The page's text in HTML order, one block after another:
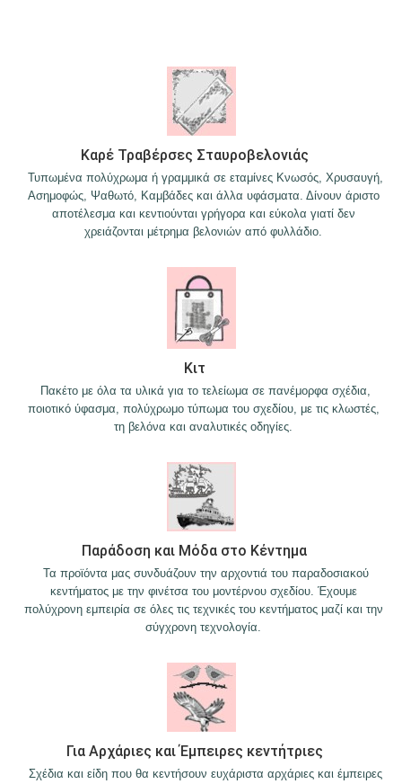
Καρέ Τραβέρσες Σταυροβελονιάς
Τυπωμένα πολύχρωμα ή γραμμικά σε εταμίνες Κνωσός, Χρυσαυγή,
Ασημοφώς, Ψαθωτό, Καμβάδες και άλλα υφάσματα. Δίνουν άριστο
αποτέλεσμα και κεντιούνται γρήγορα και εύκολα γιατί δεν
χρειάζονται μέτρημα βελονιών από φυλλάδιο.
Κιτ
Πακέτο με όλα τα υλικά για το τελείωμα σε πανέμορφα σχέδια,
ποιοτικό ύφασμα, πολύχρωμο τύπωμα του σχεδίου, με τις κλωστές,
τη βελόνα και αναλυτικές οδηγίες.
Παράδοση και Μόδα στο Κέντημα
Τα προϊόντα μας συνδυάζουν την αρχοντιά του παραδοσιακού
κεντήματος με την φινέτσα του μοντέρνου σχεδίου. Έχουμε
πολύχρονη εμπειρία σε όλες τις τεχνικές του κεντήματος μαζί και την
σύγχρονη τεχνολογία.
Για Αρχάριες και Έμπειρες κεντήτριες
Σχέδια και είδη που θα κεντήσουν ευχάριστα αρχάριες και έμπειρες